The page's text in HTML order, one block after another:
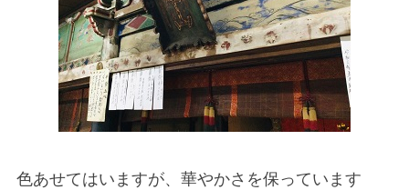
色あせてはいますが、華やかさを保っています